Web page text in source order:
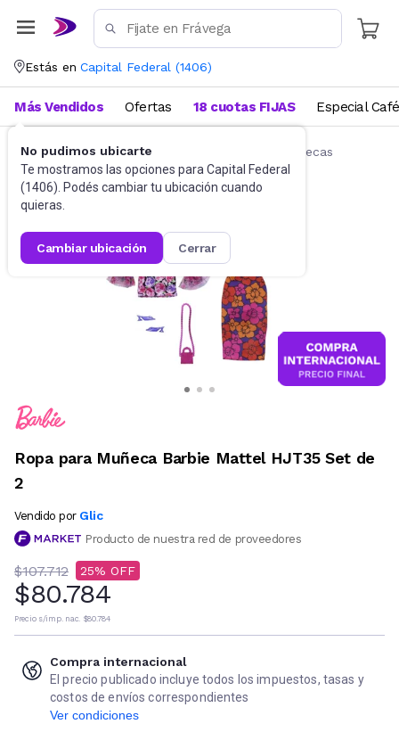
Estás en Capital Federal (1406)
No pudimos ubicarte
Te mostramos las opciones para Capital Federal
(1406). Podés cambiar tu ubicación cuando
quieras.
cambiar ubicación cerrar
Más Vendidos Ofertas 18 cuotas FIJAS Especial Café
Muñecas y Accesorios Accesorios para muñecas
Ropa para Muñeca Barbie Mattel HJT35 Set de
2
Vendido por Glic
Producto de nuestra red de proveedores
$107.712 25
$80.784
Precio s/imp. nac. $80.784
Compra internacional
El precio publicado incluye todos los impuestos, tasas y
costos de envíos correspondientes
Ver condiciones